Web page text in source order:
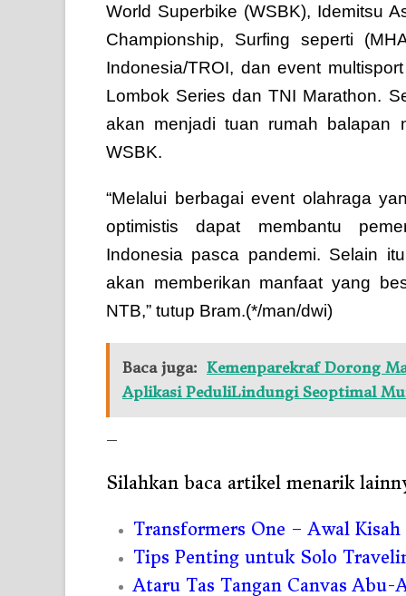
World Superbike (WSBK), Idemitsu
Championship, Surfing seperti
Indonesia/TROI, dan event
Lombok Series dan TNI Marathon.
akan menjadi tuan rumah balapan
WSBK.
“Melalui berbagai event olahraga
optimistis dapat membantu
Indonesia pasca pandemi. Selain
akan memberikan manfaat yang
NTB,” tutup Bram.(*/man/dwi)
Baca juga: Kemenparekraf Dorong
Aplikasi PeduliLindungi Seoptimal
—
Silahkan baca artikel menarik
Transformers One – Awal
Tips Penting untuk Solo
Ataru Tas Tangan Canvas